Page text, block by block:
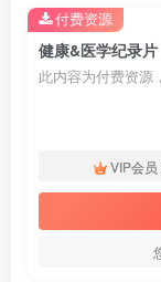
此内容为付费资源
VIP会员
付费资源